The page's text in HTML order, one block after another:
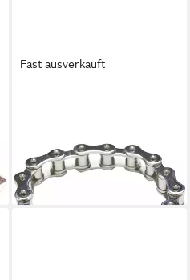
Fast ausverkauft
30,95 € UVP39,95 €
-23%
lieferbar - in 2-3 Werktagen bei dir